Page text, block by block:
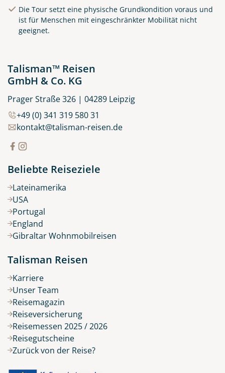
Die Tour setzt eine physische Grundkondition voraus und
ist für Menschen mit eingeschränkter Mobilität nicht
geeignet.
Talisman™ Reisen
GmbH & Co. KG
Prager Straße 326 | 04289 Leipzig
+49 (0) 341 319 580 31
kontakt@talisman-reisen.de
Beliebte Reiseziele
Lateinamerika
USA
Portugal
England
Gibraltar Wohnmobilreisen
Talisman Reisen
Karriere
Unser Team
Reisemagazin
Reiseversicherung
Reisemessen 2025 / 2026
Reisegutscheine
Zurück von der Reise?